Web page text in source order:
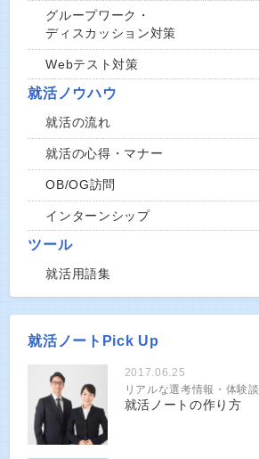
グループワーク・
ディスカッション対策
Webテスト対策
就活ノウハウ
就活の流れ
就活の心得・マナー
OB/OG訪問
インターンシップ
ツール
就活用語集
就活ノートPick Up
2017.06.25
リアルな選考情報・体験談
就活ノートの作り方